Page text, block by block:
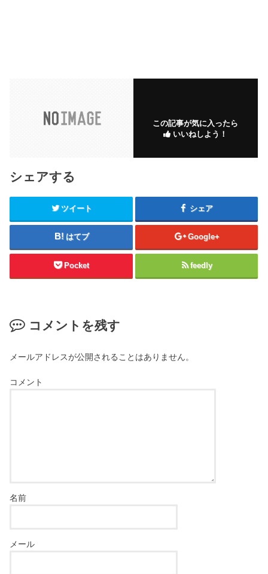
この記事が気に入ったら
いいねしよう！
シェアする
ツイート シェア
はてブ Google+
Pocket feedly
コメントを残す
メールアドレスが公開されることはありません。
コメント
名前
メール